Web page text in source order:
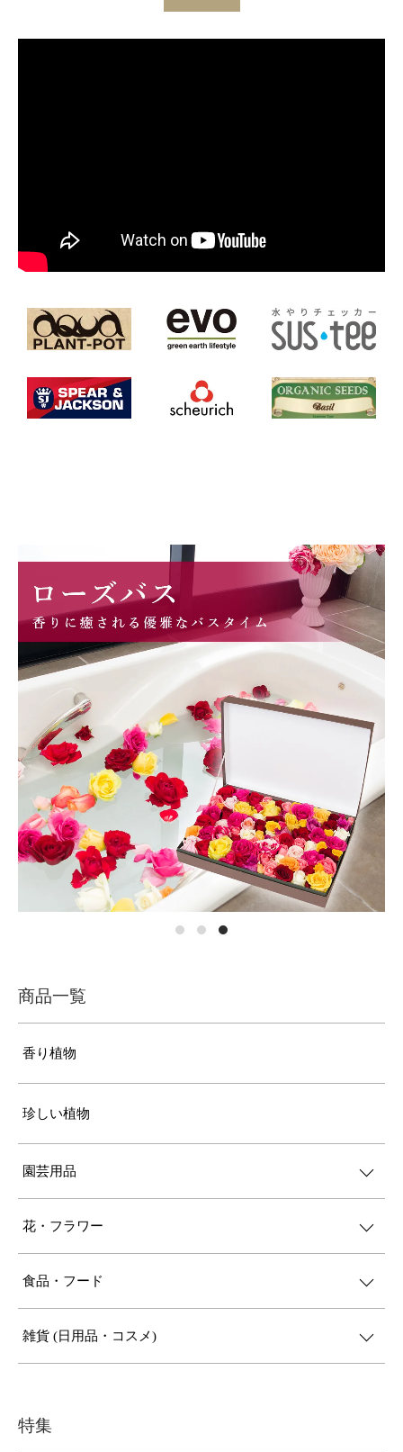
商品一覧
香り植物
珍しい植物
園芸用品
花・フラワー
食品・フード
雑貨 (日用品・コスメ)
特集